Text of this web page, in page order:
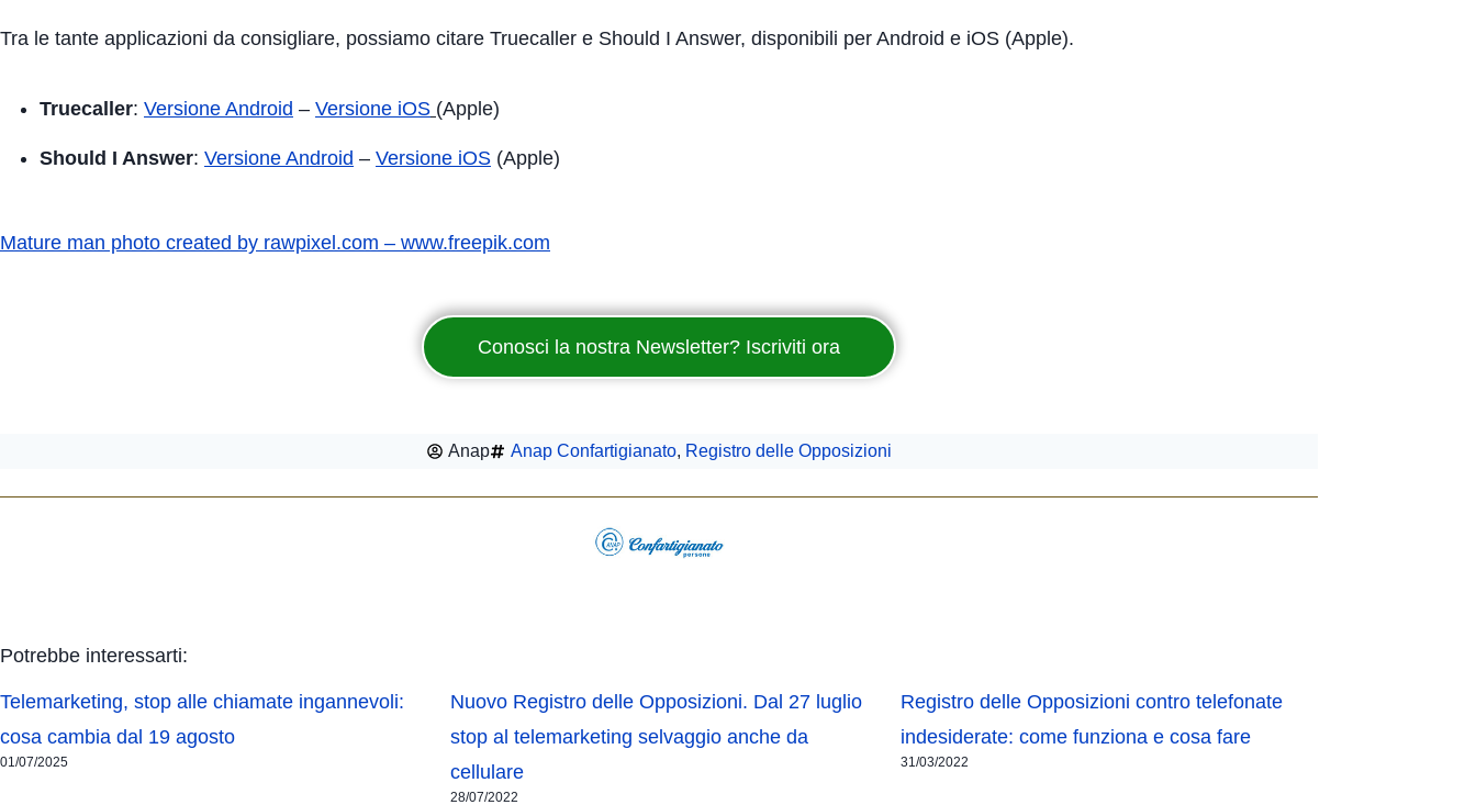
Tra le tante applicazioni da consigliare, possiamo citare Truecaller e Should I Answer, disponibili per Android e iOS (Apple).
Truecaller: Versione Android – Versione iOS (Apple)
Should I Answer: Versione Android – Versione iOS (Apple)
Mature man photo created by rawpixel.com – www.freepik.com
Conosci la nostra Newsletter? Iscriviti ora
Anap Anap Confartigianato, Registro delle Opposizioni
Potrebbe interessarti:
Telemarketing, stop alle chiamate ingannevoli:
cosa cambia dal 19 agosto
01/07/2025
Nuovo Registro delle Opposizioni. Dal 27 luglio
stop al telemarketing selvaggio anche da
cellulare
28/07/2022
Registro delle Opposizioni contro telefonate
indesiderate: come funziona e cosa fare
31/03/2022